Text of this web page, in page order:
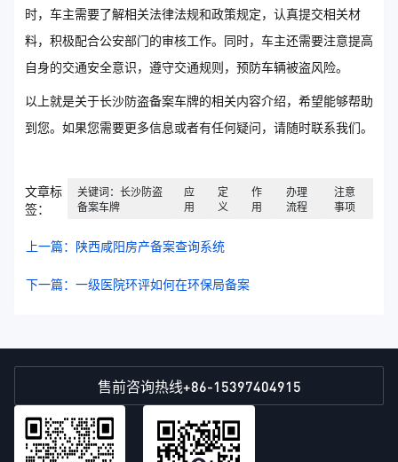
时，车主需要了解相关法律法规和政策规定，认真提交相关材
料，积极配合公安部门的审核工作。同时，车主还需要注意提高
自身的交通安全意识，遵守交通规则，预防车辆被盗风险。
以上就是关于长沙防盗备案车牌的相关内容介绍，希望能够帮助
到您。如果您需要更多信息或者有任何疑问，请随时联系我们。
文章标
签：
关键词：长沙防盗
备案车牌
应
用
定
义
作
用
办理
流程
注意
事项
上一篇：陕西咸阳房产备案查询系统
下一篇：一级医院环评如何在环保局备案
售前咨询热线+86-15397404915